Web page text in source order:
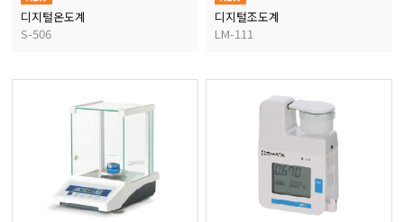
디지털온도계
S-506
디지털조도계
LM-111